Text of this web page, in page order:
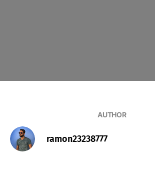
AUTHOR
ramon23238777